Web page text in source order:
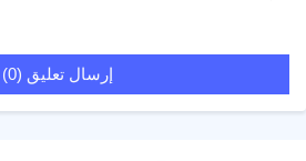
إرسال تعليق (0)